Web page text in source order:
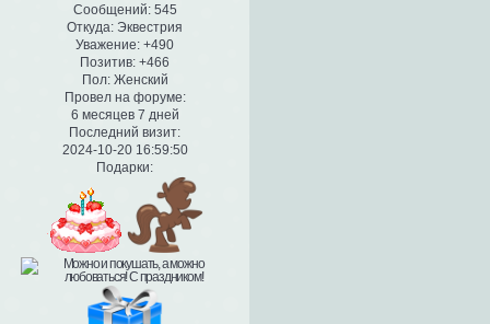
Сообщений:545
Откуда: Эквестрия
Уважение: +490
Позитив: +466
Пол:Женский
Провел на форуме:
6 месяцев 7 дней
Последний визит:
2024-10-20 16:59:50
Подарки: